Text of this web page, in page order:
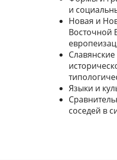
и
Новая и
Восточной
Языки и
соседей в